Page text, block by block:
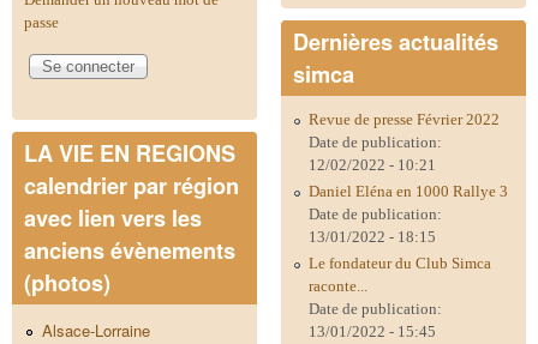
passe
LA VIE EN REGIONS
calendrier par région
avec lien vers les
anciens évènements
(photos)
Alsace-Lorraine
Dernières actualités
simca
Revue de presse Février 2022
Date de publication:
12/02/2022 - 10:21
Daniel Eléna en 1000 Rallye 3
Date de publication:
13/01/2022 - 18:15
Le fondateur du Club Simca
raconte...
Date de publication:
13/01/2022 - 15:45